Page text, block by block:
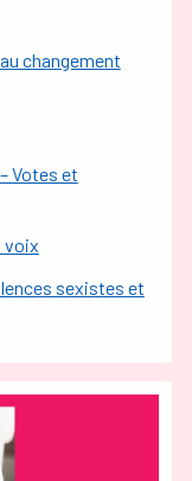
changement
Votes et
voix
sexistes et